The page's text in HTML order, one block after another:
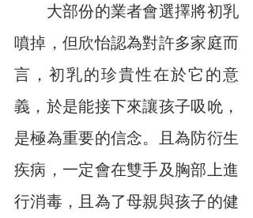
大部份的業者會選擇將初乳
噴掉，但欣怡認為對許多家庭而
言，初乳的珍貴性在於它的意
義，於是能接下來讓孩子吸吮，
是極為重要的信念。且為防衍生
疾病，一定會在雙手及胸部上進
行消毒，且為了母親與孩子的健